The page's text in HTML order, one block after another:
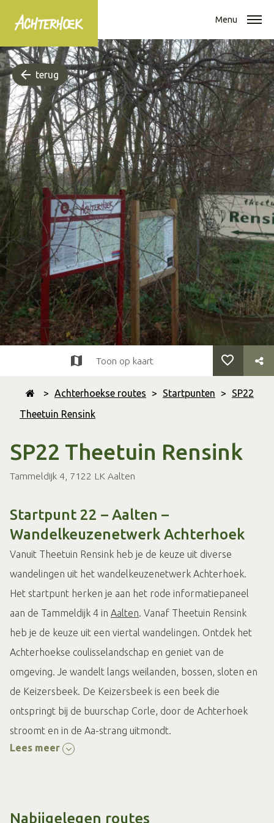
Menu
terug
> Achterhoekse routes > Startpunten >
SP22
Theetuin Rensink
SP22 Theetuin Rensink
Tammeldijk 4, 7122 LK Aalten
Toon op kaart
Startpunt 22 – Aalten –
Wandelkeuzenetwerk Achterhoek
Vanuit Theetuin Rensink heb je de keuze uit diverse
wandelingen uit het wandelkeuzenetwerk Achterhoek.
Het startpunt herken je aan het rode informatiepaneel
aan de Tammeldijk 4 in Aalten. Vanaf Theetuin Rensink
heb je de keuze uit een viertal wandelingen. Ontdek het
Achterhoekse coulisselandschap en geniet van de
omgeving. Je wandelt langs weilanden, bossen, sloten en
de Keizersbeek. De Keizersbeek is een beek die
ontspringt bij de buurschap Corle, door de Achterhoek
stroomt en in de Aa-strang uitmondt.
Lees meer
Nabijgelegen routes